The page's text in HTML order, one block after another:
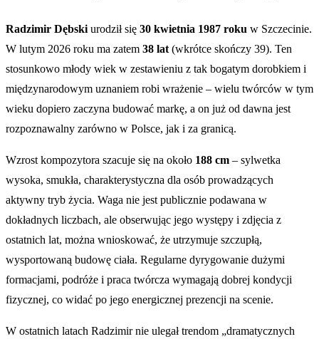
Radzimir Dębskiurodził się 30 kwietnia 1987 roku w Szczecinie.
W lutym 2026 roku ma zatem 38 lat(wkrótce skończy 39). Ten
stosunkowo młody wiek w zestawieniu z tak bogatym dorobkiem i
międzynarodowym uznaniem robi wrażenie – wielu twórców w tym
wieku dopiero zaczyna budować markę, a on już od dawna jest
rozpoznawalny zarówno w Polsce, jak i za granicą.
Wzrost kompozytora szacuje się na około 188 cm – sylwetka
wysoka, smukła, charakterystyczna dla osób prowadzących
aktywny tryb życia. Waga nie jest publicznie podawana w
dokładnych liczbach, ale obserwując jego występy i zdjęcia z
ostatnich lat, można wnioskować, że utrzymuje szczupłą,
wysportowaną budowę ciała. Regularne dyrygowanie dużymi
formacjami, podróże i praca twórcza wymagają dobrej kondycji
fizycznej, co widać po jego energicznej prezencji na scenie.
W ostatnich latach Radzimir nie ulegał trendom „dramatycznych